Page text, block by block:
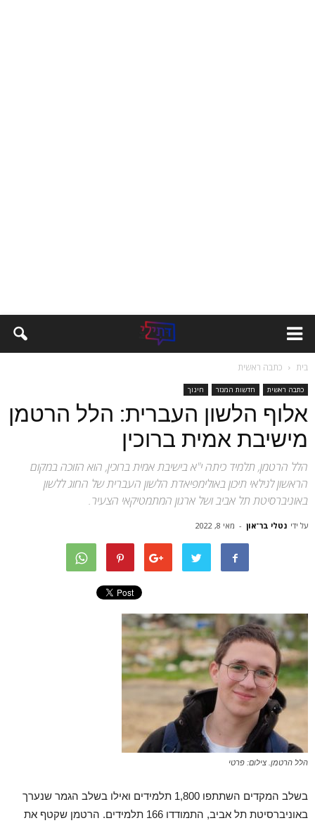
בית כתבה ראשית
כתבה ראשית חדשות המגזר חינוך
אלוף הלשון העברית: הלל הרטמן
מישיבת אמית ברוכין
הלל הרטמן, תלמיד כיתה י"א בישיבת אמית ברוכין, הוא הזוכה במקום
הראשון לגילאי תיכון באולימפיאדת הלשון העברית של החוג ללשון
באוניברסיטת תל אביב ושל ארגון המתמטיקאי הצעיר.
על ידי נטלי בר־און - מאי 8, 2022
הלל הרטמן. צילום: פרטי
בשלב המקדים השתתפו 1,800 תלמידים ואילו בשלב הגמר שנערך
באוניברסיטת תל אביב, התמודדו 166 תלמידים. הרטמן שקטף את